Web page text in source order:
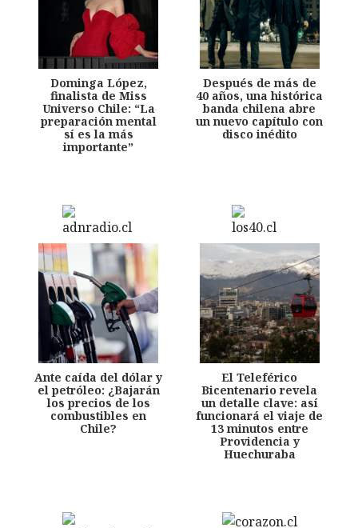
Dominga López,
finalista de Miss
Universo Chile: “La
preparación mental
sí es la más
importante”
Después de más de
40 años, una histórica
banda chilena abre
un nuevo capítulo con
disco inédito
Ante caída del dólar y
el petróleo: ¿Bajarán
los precios de los
combustibles en
Chile?
El Teleférico
Bicentenario revela
un detalle clave: así
funcionará el viaje de
13 minutos entre
Providencia y
Huechuraba